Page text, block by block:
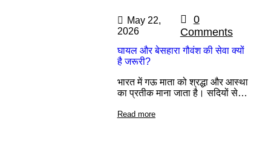
May 22,
2026
0
Comments
घायल और बेसहारा गौवंश की सेवा क्यों
है जरूरी?
भारत में गऊ माता को श्रद्धा और आस्था
का प्रतीक माना जाता है। सदियों से…
Read more